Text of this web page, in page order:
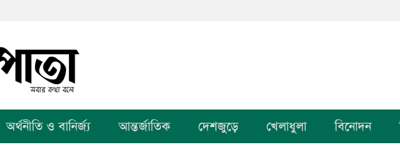
অর্থনীতি ও বানির্জ্য আন্তর্জাতিক দেশজুড়ে খেলাধুলা বিনোদন